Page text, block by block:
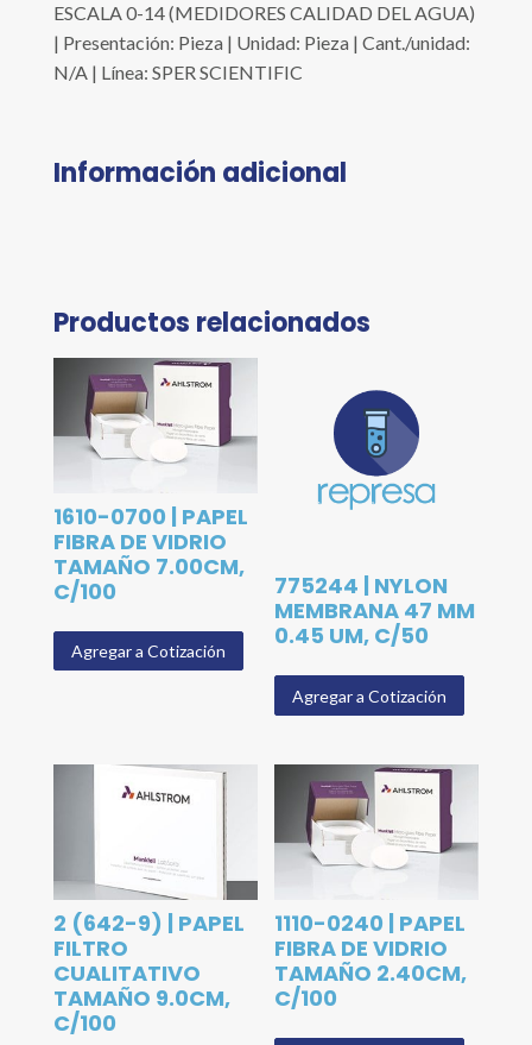
ESCALA 0-14 (MEDIDORES CALIDAD DEL AGUA)
| Presentación: Pieza | Unidad: Pieza | Cant./unidad:
N/A | Línea: SPER SCIENTIFIC
Información adicional
Productos relacionados
1610-0700 | PAPEL
FIBRA DE VIDRIO
TAMAÑO 7.00CM,
C/100
Agregar a Cotización
775244 | NYLON
MEMBRANA 47 MM
0.45 UM, C/50
Agregar a Cotización
2 (642-9) | PAPEL
FILTRO
CUALITATIVO
TAMAÑO 9.0CM,
C/100
1110-0240 | PAPEL
FIBRA DE VIDRIO
TAMAÑO 2.40CM,
C/100